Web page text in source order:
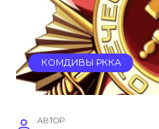
КОМДИВЫ РККА
АВТОР